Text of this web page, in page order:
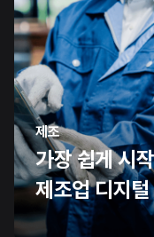
제조
가장 쉽게 시
제조업 디지